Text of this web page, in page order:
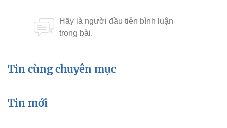
Tin cùng chuyên mục
Tin mới